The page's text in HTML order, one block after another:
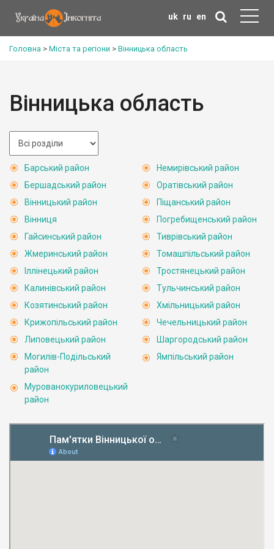
uk ru en
Головна > Міста та регіони > Вінницька область
Вінницька область
Барський район
Бершадський район
Вінницький район
Вінниця
Гайсинський район
Жмеринський район
Іллінецький район
Калинівський район
Козятинський район
Крижопільський район
Липовецький район
Могилів-Подільський
район
Мурованокуриловецький
район
Немирівський район
Оратівський район
Піщанський район
Погребищенський район
Тиврівський район
Томашпільський район
Тростянецький район
Тульчинський район
Хмільницький район
Чечельницький район
Шаргородський район
Ямпільський район